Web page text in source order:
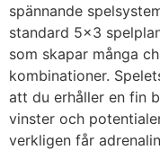
spännande
standard 5×3
som skapar många
kombinationer.
att du erhåller en fin
vinster och
verkligen får